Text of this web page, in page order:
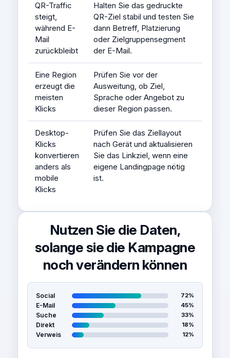
QR-Traffic
steigt,
während E-
Mail
zurückbleibt
Halten Sie das gedruckte
QR-Ziel stabil und testen Sie
dann Betreff, Platzierung
oder Zielgruppensegment
der E-Mail.
Eine Region
erzeugt die
meisten
Klicks
Prüfen Sie vor der
Ausweitung, ob Ziel,
Sprache oder Angebot zu
dieser Region passen.
Desktop-
Klicks
konvertieren
anders als
mobile
Klicks
Prüfen Sie das Ziellayout
nach Gerät und aktualisieren
Sie das Linkziel, wenn eine
eigene Landingpage nötig
ist.
Nutzen Sie die Daten,
solange sie die Kampagne
noch verändern können
Social 72%
E-Mail 45%
Suche 33%
Direkt 18%
Verweis 12%